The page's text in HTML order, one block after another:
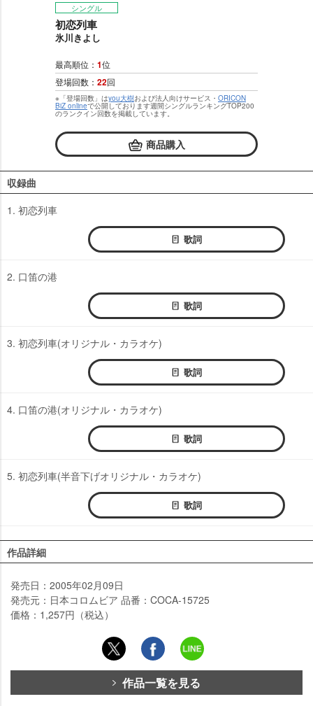
シングル
初恋列車
氷川きよし
最高順位： 1位
登場回数： 22回
※「登場回数」はyou大樹および法人向けサービス・ ORICON
BiZ onlineで公開しております週間シングルランキングTOP200
のランクイン回数を掲載しています。
商品購入
収録曲
1. 初恋列車
歌詞
2. 口笛の港
歌詞
3. 初恋列車(オリジナル・カラオケ)
歌詞
4. 口笛の港(オリジナル・カラオケ)
歌詞
5. 初恋列車(半音下げオリジナル・カラオケ)
歌詞
作品詳細
発売日：2005年02月09日
発売元：日本コロムビア 品番：COCA-15725
価格：1,257円（税込）
作品一覧を見る